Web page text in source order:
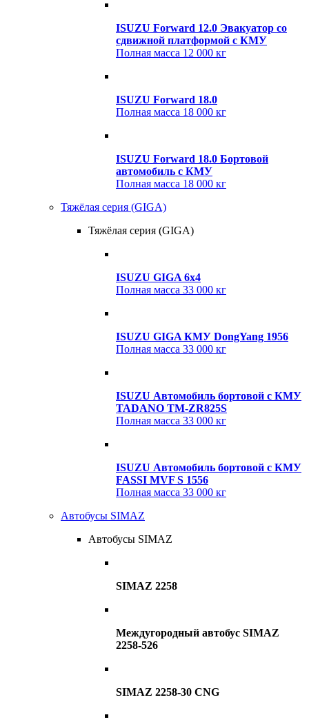
ISUZU Forward 12.0 Эвакуатор со
сдвижной платформой с КМУ
Полная масса 12 000 кг
ISUZU Forward 18.0
Полная масса 18 000 кг
ISUZU Forward 18.0 Бортовой
автомобиль с КМУ
Полная масса 18 000 кг
Тяжёлая серия (GIGA)
Тяжёлая серия (GIGA)
ISUZU GIGA 6x4
Полная масса 33 000 кг
ISUZU GIGA КМУ DongYang 1956
Полная масса 33 000 кг
ISUZU Автомобиль бортовой с КМУ
TADANO TM-ZR825S
Полная масса 33 000 кг
ISUZU Автомобиль бортовой с КМУ
FASSI MVF S 1556
Полная масса 33 000 кг
Автобусы SIMAZ
Автобусы SIMAZ
SIMAZ 2258
Междугородный автобус SIMAZ
2258-526
SIMAZ 2258-30 CNG